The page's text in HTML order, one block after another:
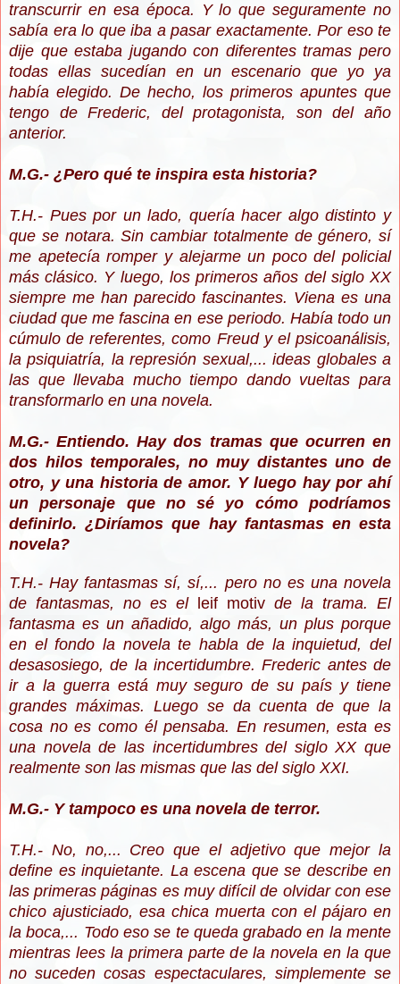
transcurrir en esa época. Y lo que seguramente no
sabía era lo que iba a pasar exactamente. Por eso te
dije que estaba jugando con diferentes tramas pero
todas ellas sucedían en un escenario que yo ya
había elegido. De hecho, los primeros apuntes que
tengo de Frederic, del protagonista, son del año
anterior.
M.G.- ¿Pero qué te inspira esta historia?
T.H.- Pues por un lado, quería hacer algo distinto y
que se notara. Sin cambiar totalmente de género, sí
me apetecía romper y alejarme un poco del policial
más clásico. Y luego, los primeros años del siglo XX
siempre me han parecido fascinantes. Viena es una
ciudad que me fascina en ese periodo. Había todo un
cúmulo de referentes, como Freud y el psicoanálisis,
la psiquiatría, la represión sexual,... ideas globales a
las que llevaba mucho tiempo dando vueltas para
transformarlo en una novela.
M.G.- Entiendo. Hay dos tramas que ocurren en
dos hilos temporales, no muy distantes uno de
otro, y una historia de amor. Y luego hay por ahí
un personaje que no sé yo cómo podríamos
definirlo. ¿Diríamos que hay fantasmas en esta
novela?
T.H.- Hay fantasmas sí, sí,... pero no es una novela
de fantasmas, no es elleif motiv de la trama. El
fantasma es un añadido, algo más, un plus porque
en el fondo la novela te habla de la inquietud, del
desasosiego, de la incertidumbre. Frederic antes de
ir a la guerra está muy seguro de su país y tiene
grandes máximas. Luego se da cuenta de que la
cosa no es como él pensaba. En resumen, esta es
una novela de las incertidumbres del siglo XX que
realmente son las mismas que las del siglo XXI.
M.G.- Y tampoco es una novela de terror.
T.H.- No, no,... Creo que el adjetivo que mejor la
define es inquietante. La escena que se describe en
las primeras páginas es muy difícil de olvidar con ese
chico ajusticiado, esa chica muerta con el pájaro en
la boca,... Todo eso se te queda grabado en la mente
mientras lees la primera parte de la novela en la que
no suceden cosas espectaculares, simplemente se